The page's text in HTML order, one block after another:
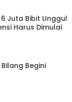
6 Juta Bibit Unggul
Harus Dimulai
Bilang Begini